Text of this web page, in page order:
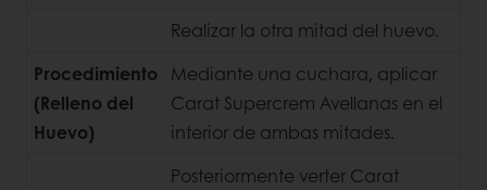
Realizar la otra mitad del huevo.
Procedimiento
(Relleno del
Huevo)
Mediante una cuchara, aplicar
Carat Supercrem Avellanas en el
interior de ambas mitades.
Posteriormente verter Carat